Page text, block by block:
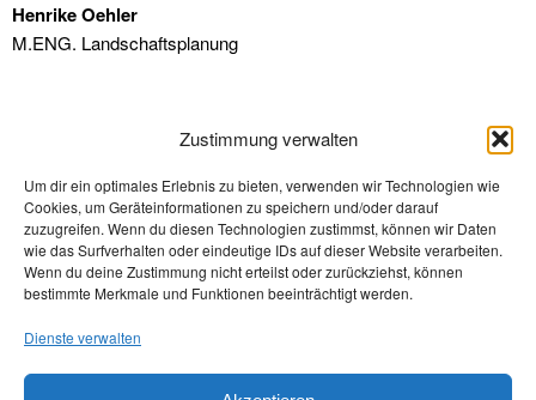
Zustimmung verwalten
Um dir ein optimales Erlebnis zu bieten, verwenden wir Technologien wie
Cookies, um Geräteinformationen zu speichern und/oder darauf
zuzugreifen. Wenn du diesen Technologien zustimmst, können wir Daten
wie das Surfverhalten oder eindeutige IDs auf dieser Website verarbeiten.
Wenn du deine Zustimmung nicht erteilst oder zurückziehst, können
bestimmte Merkmale und Funktionen beeinträchtigt werden.
Dienste verwalten
Henrike Oehler
M.ENG. Landschaftsplanung